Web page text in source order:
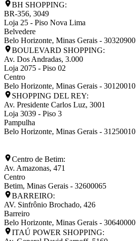
BH SHOPPING:
BR-356, 3049
Loja 25 - Piso Nova Lima
Belvedere
Belo Horizonte, Minas Gerais - 30320900
BOULEVARD SHOPPING:
Av. Dos Andradas, 3.000
Loja 2075 - Piso 02
Centro
Belo Horizonte, Minas Gerais - 30120010
SHOPPING DEL REY:
Av. Presidente Carlos Luz, 3001
Loja 3039 - Piso 3
Pampulha
Belo Horizonte, Minas Gerais - 31250010
Centro de Betim:
Av. Amazonas, 471
Centro
Betim, Minas Gerais - 32600065
BARREIRO:
AV. Sinfrônio Brochado, 426
Barreiro
Belo Horizonte, Minas Gerais - 30640000
ITAÚ POWER SHOPPING: